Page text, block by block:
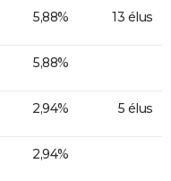
5,88% 13 élus
5,88%
2,94% 5 élus
2,94%